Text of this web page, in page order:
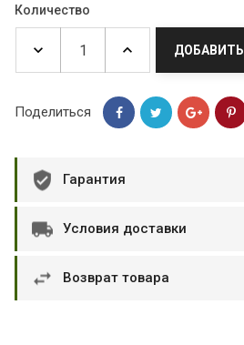
Количество
ДОБАВИТЬ
Поделиться
Гарантия
Условия доставки
Возврат товара